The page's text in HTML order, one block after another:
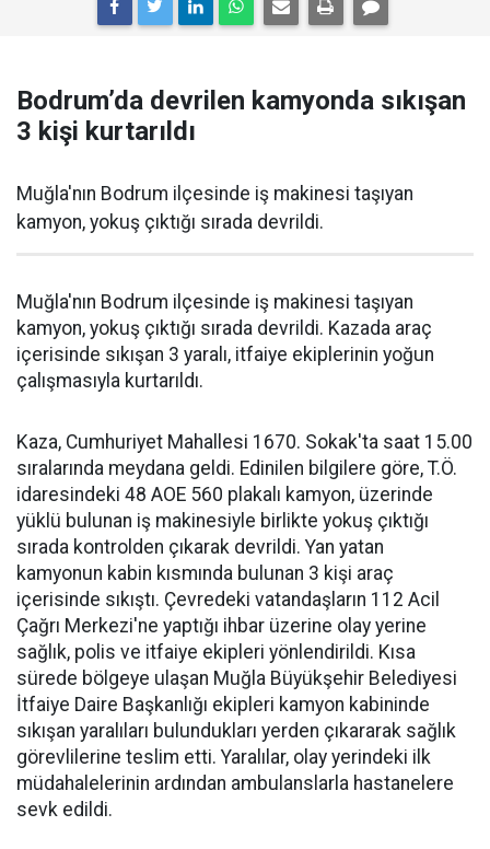
Bodrum’da devrilen kamyonda sıkışan
3 kişi kurtarıldı
Muğla'nın Bodrum ilçesinde iş makinesi taşıyan
kamyon, yokuş çıktığı sırada devrildi.
Muğla'nın Bodrum ilçesinde iş makinesi taşıyan
kamyon, yokuş çıktığı sırada devrildi. Kazada araç
içerisinde sıkışan 3 yaralı, itfaiye ekiplerinin yoğun
çalışmasıyla kurtarıldı.
Kaza, Cumhuriyet Mahallesi 1670. Sokak'ta saat 15.00
sıralarında meydana geldi. Edinilen bilgilere göre, T.Ö.
idaresindeki 48 AOE 560 plakalı kamyon, üzerinde
yüklü bulunan iş makinesiyle birlikte yokuş çıktığı
sırada kontrolden çıkarak devrildi. Yan yatan
kamyonun kabin kısmında bulunan 3 kişi araç
içerisinde sıkıştı. Çevredeki vatandaşların 112 Acil
Çağrı Merkezi'ne yaptığı ihbar üzerine olay yerine
sağlık, polis ve itfaiye ekipleri yönlendirildi. Kısa
sürede bölgeye ulaşan Muğla Büyükşehir Belediyesi
İtfaiye Daire Başkanlığı ekipleri kamyon kabininde
sıkışan yaralıları bulundukları yerden çıkararak sağlık
görevlilerine teslim etti. Yaralılar, olay yerindeki ilk
müdahalelerinin ardından ambulanslarla hastanelere
sevk edildi.